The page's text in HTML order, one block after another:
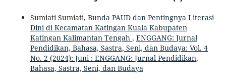
Sumiati Sumiati, Bunda PAUD dan Pentingnya Literasi
Dini di Kecamatan Katingan Kuala Kabupaten
Katingan Kalimantan Tengah , ENGGANG: Jurnal
Pendidikan, Bahasa, Sastra, Seni, dan Budaya: Vol. 4
No. 2 (2024): Juni : ENGGANG: Jurnal Pendidikan,
Bahasa, Sastra, Seni, dan Budaya